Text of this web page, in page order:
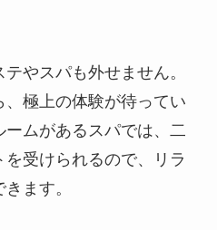
やスパも外せません。
極上の体験が待ってい
ームがあるスパでは、二
受けられるので、リラ
ます。